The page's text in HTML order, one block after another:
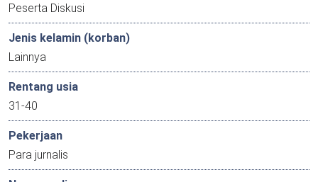
Peserta Diskusi
Jenis kelamin (korban)
Lainnya
Rentang usia
31-40
Pekerjaan
Para jurnalis